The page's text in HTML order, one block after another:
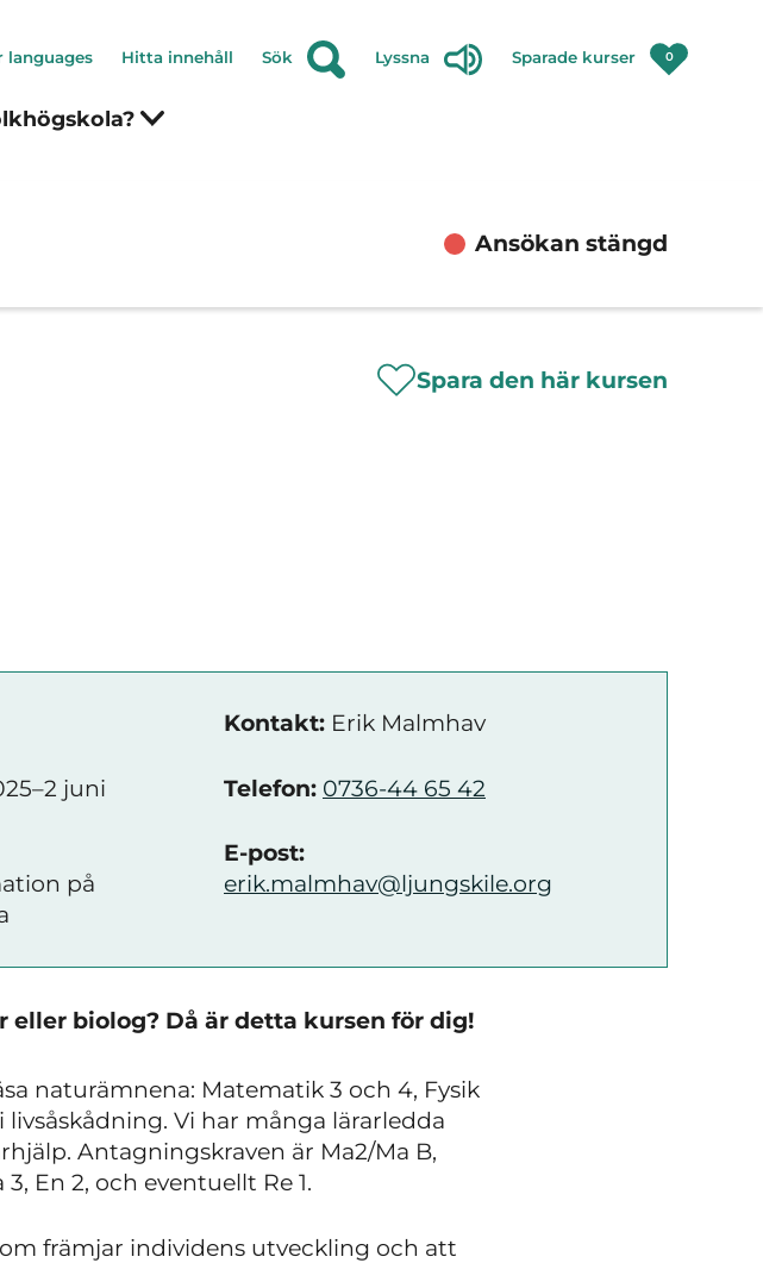
languages Hitta innehåll Sök Lyssna Sparade kurser 0
Ansökan stängd
Spara den här kursen
juni
på
Kontakt: Erik Malmhav
Telefon: 0736-44 65 42
E-post:
erik.malmhav@ljungskile.org
biolog? Då är detta kursen för dig!
naturämnena: Matematik 3 och 4, Fysik
livsåskådning. Vi har många lärarledda
Antagningskraven är Ma2/Ma B,
En 2, och eventuellt Re 1.
främjar individens utveckling och att